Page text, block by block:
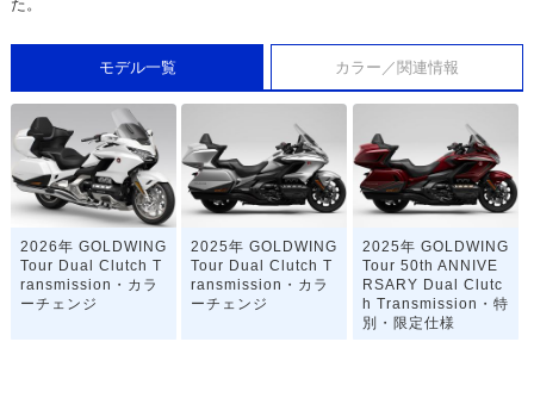
た。
モデル一覧 カラー／関連情報
2026年 GOLDWING
Tour Dual Clutch T
ransmission・カラ
ーチェンジ
2025年 GOLDWING
Tour Dual Clutch T
ransmission・カラ
ーチェンジ
2025年 GOLDWING
Tour 50th ANNIVE
RSARY Dual Clutc
h Transmission・特
別・限定仕様